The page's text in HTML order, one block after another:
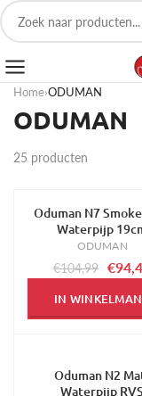
Home›ODUMAN
ODUMAN
25 producten
-10%
Oduman N7
Waterpijp
ODUMAN
€104,99
IN
Oduman N2
Waterpijp